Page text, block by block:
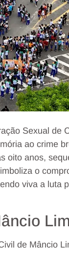
Sexual de
ao crime
oito anos,
o
viva a luta
de Mâncio